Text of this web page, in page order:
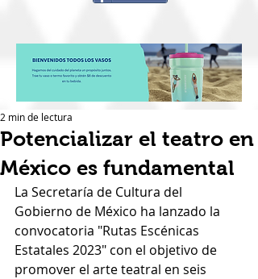
Potencializar el teatro en
México es fundamental
2 min de lectura
La Secretaría de Cultura del
Gobierno de México ha lanzado la
convocatoria "Rutas Escénicas
Estatales 2023" con el objetivo de
promover el arte teatral en seis